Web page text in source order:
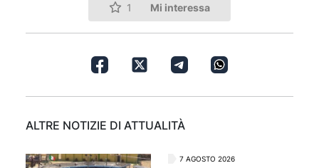
1 Mi interessa
ALTRE NOTIZIE DI ATTUALITÀ
7 AGOSTO 2026